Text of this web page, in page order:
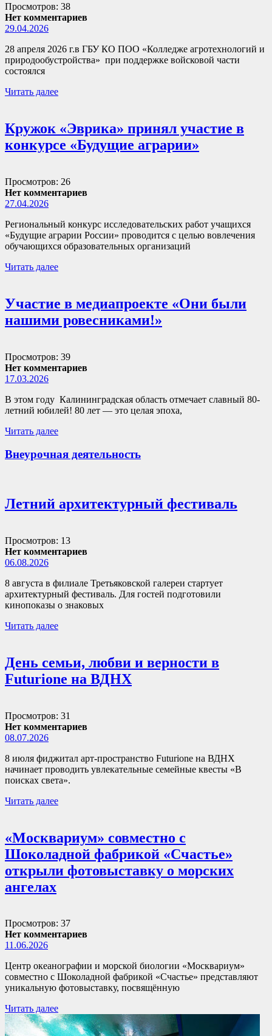
Просмотров: 38
Нет комментариев
29.04.2026
28 апреля 2026 г.в ГБУ КО ПОО «Колледже агротехнологий и
природообустройства» при поддержке войсковой части
состоялся
Читать далее
Кружок «Эврика» принял участие в
конкурсе «Будущие аграрии»
Просмотров: 26
Нет комментариев
27.04.2026
Региональный конкурс исследовательских работ учащихся
«Будущие аграрии России» проводится с целью вовлечения
обучающихся образовательных организаций
Читать далее
Участие в медиапроекте «Они были
нашими ровесниками!»
Просмотров: 39
Нет комментариев
17.03.2026
В этом году Калининградская область отмечает славный 80-
летний юбилей! 80 лет — это целая эпоха,
Читать далее
Внеурочная деятельность
Летний архитектурный фестиваль
Просмотров: 13
Нет комментариев
06.08.2026
8 августа в филиале Третьяковской галереи стартует
архитектурный фестиваль. Для гостей подготовили
кинопоказы о знаковых
Читать далее
День семьи, любви и верности в
Futurione на ВДНХ
Просмотров: 31
Нет комментариев
08.07.2026
8 июля фиджитал арт-пространство Futurione на ВДНХ
начинает проводить увлекательные семейные квесты «В
поисках света».
Читать далее
«Москвариум» совместно с
Шоколадной фабрикой «Счастье»
открыли фотовыставку о морских
ангелах
Просмотров: 37
Нет комментариев
11.06.2026
Центр океанографии и морской биологии «Москвариум»
совместно с Шоколадной фабрикой «Счастье» представляют
уникальную фотовыставку, посвящённую
Читать далее